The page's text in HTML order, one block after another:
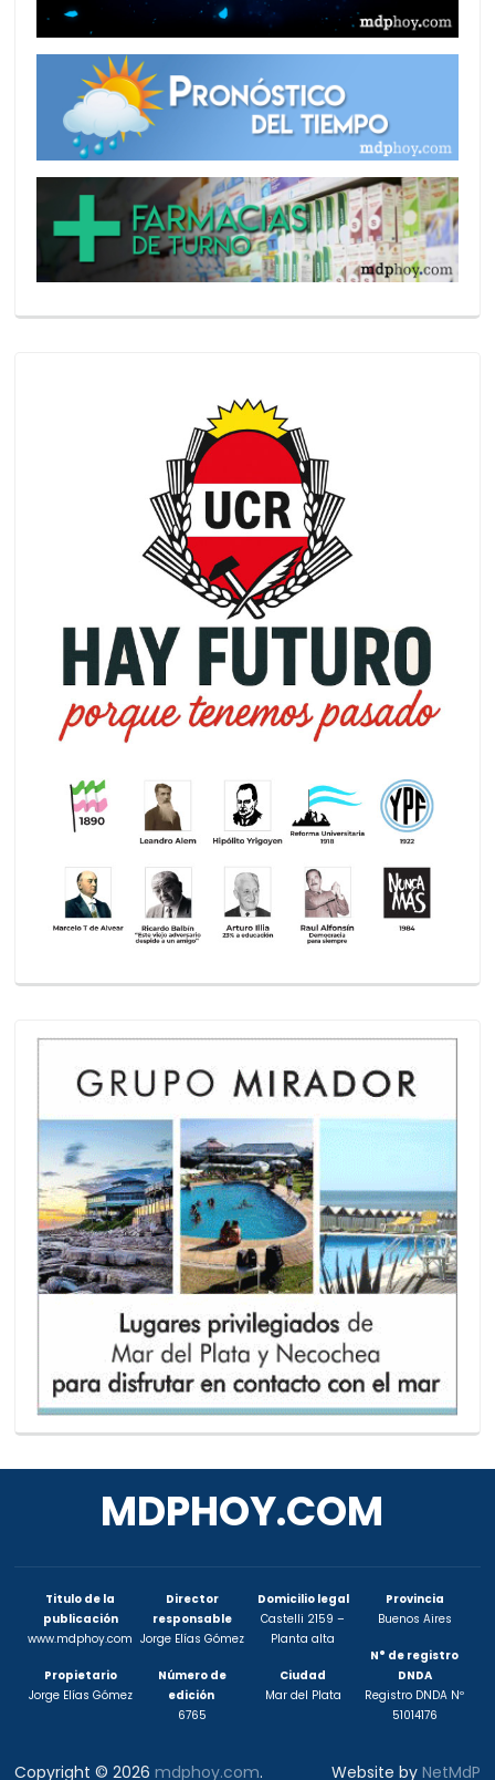
MDPHOY.COM
Titulo de la
publicación
www.mdphoy.com
Propietario
Jorge Elías Gómez
Director
responsable
Jorge Elías Gómez
Número de
edición
6765
Domicilio legal
Castelli 2159 –
Planta alta
Ciudad
Mar del Plata
Provincia
Buenos Aires
N° de registro
DNDA
Registro DNDA Nº
51014176
Copyright © 2026mdphoy.com. Website by NetMdP